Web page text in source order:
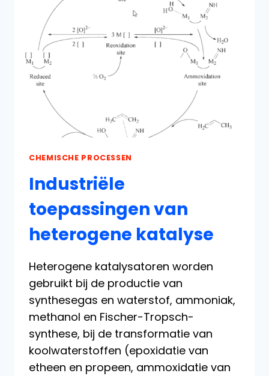
CHEMISCHE PROCESSEN
Industriële
toepassingen van
heterogene katalyse
Heterogene katalysatoren worden
gebruikt bij de productie van
synthesegas en waterstof, ammoniak,
methanol en Fischer-Tropsch-
synthese, bij de transformatie van
koolwaterstoffen (epoxidatie van
etheen en propeen, ammoxidatie van